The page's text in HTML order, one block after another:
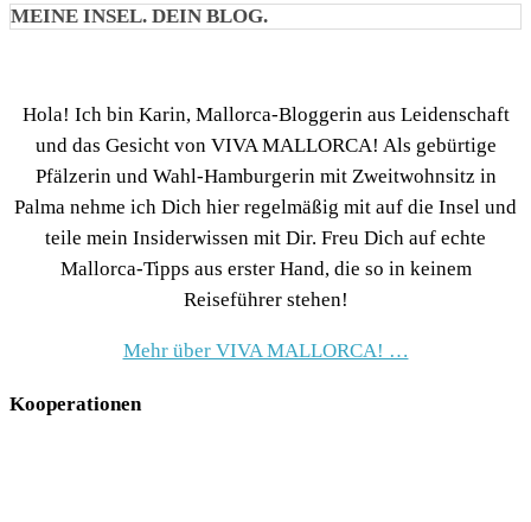
MEINE INSEL. DEIN BLOG.
Hola! Ich bin Karin, Mallorca-Bloggerin aus Leidenschaft
und das Gesicht von VIVA MALLORCA! Als gebürtige
Pfälzerin und Wahl-Hamburgerin mit Zweitwohnsitz in
Palma nehme ich Dich hier regelmäßig mit auf die Insel und
teile mein Insiderwissen mit Dir. Freu Dich auf echte
Mallorca-Tipps aus erster Hand, die so in keinem
Reiseführer stehen!
Mehr über VIVA MALLORCA! …
Kooperationen